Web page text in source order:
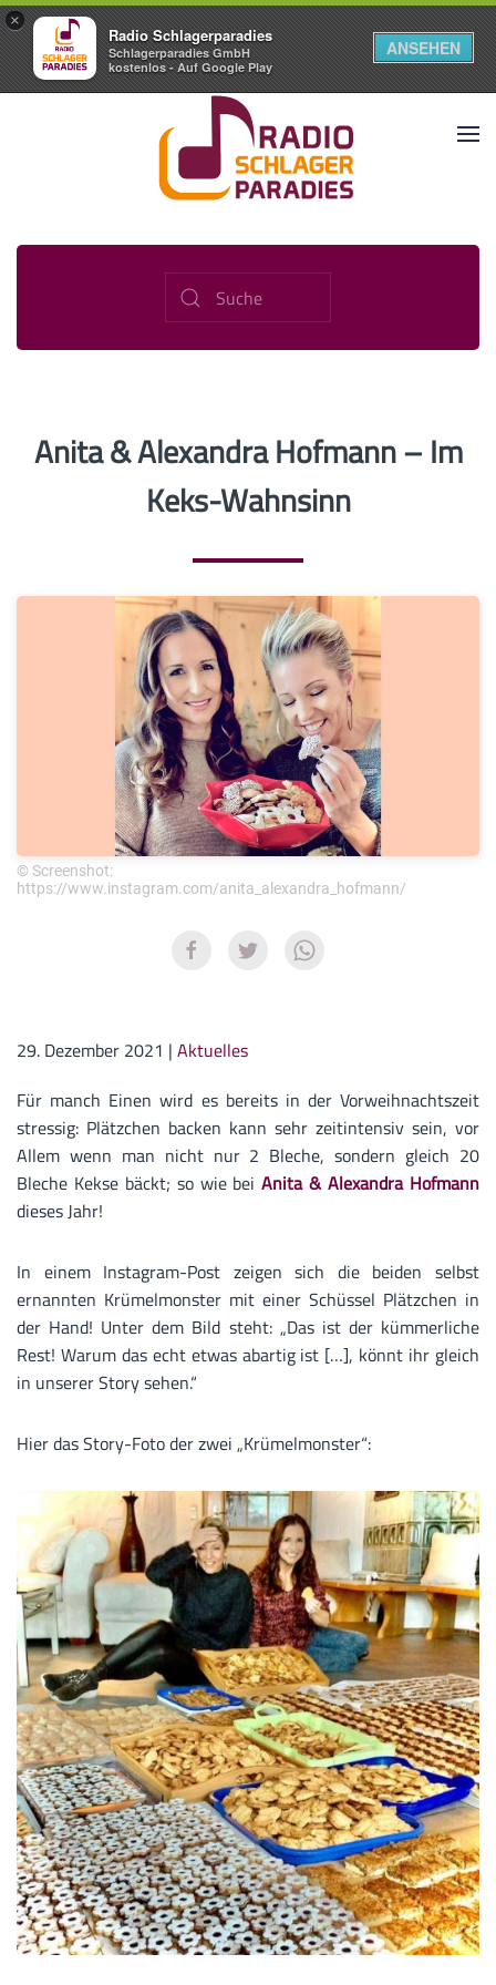
×
Radio Schlagerparadies
Schlagerparadies GmbH
kostenlos - Auf Google Play
ANSEHEN
Anita & Alexandra Hofmann – Im
Keks-Wahnsinn
© Screenshot:
https://www.instagram.com/anita_alexandra_hofmann/
29. Dezember 2021 | Aktuelles
Für manch Einen wird es bereits in der Vorweihnachtszeit
stressig: Plätzchen backen kann sehr zeitintensiv sein, vor
Allem wenn man nicht nur 2 Bleche, sondern gleich 20
Bleche Kekse bäckt; so wie bei Anita & Alexandra Hofmann
dieses Jahr!
In einem Instagram-Post zeigen sich die beiden selbst
ernannten Krümelmonster mit einer Schüssel Plätzchen in
der Hand! Unter dem Bild steht: „Das ist der kümmerliche
Rest! Warum das echt etwas abartig ist […], könnt ihr gleich
in unserer Story sehen.“
Hier das Story-Foto der zwei „Krümelmonster“: